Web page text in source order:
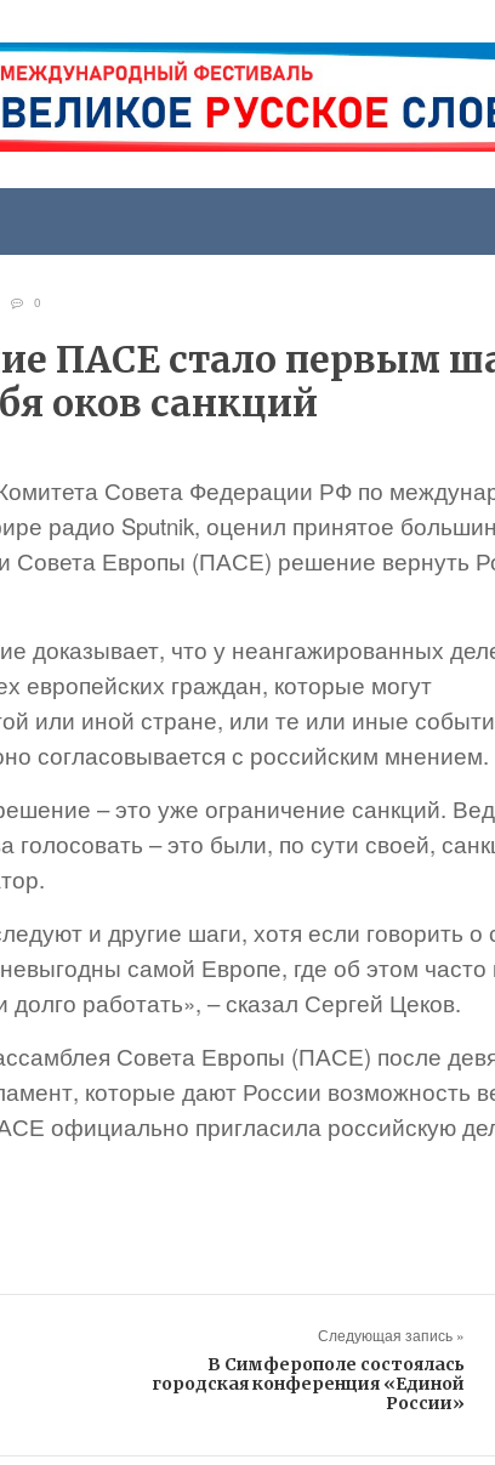
0
ПАСЕ стало первым
оков санкций
Совета Федерации РФ по
радио Sputnik, оценил принятое
Совета Европы (ПАСЕ) решение вернуть
доказывает, что у неангажированных
европейских граждан, которые могут
или иной стране, или те или иные
согласовывается с российским мнением.
– это уже ограничение санкций.
голосовать – это были, по сути своей,
и другие шаги, хотя если говорить о
самой Европе, где об этом часто
работать», – сказал Сергей Цеков.
Совета Европы (ПАСЕ) после
которые дают России возможность
официально пригласила российскую
Следующая запись »
В Симферополе состоялась
городская конференция «Единой
России»